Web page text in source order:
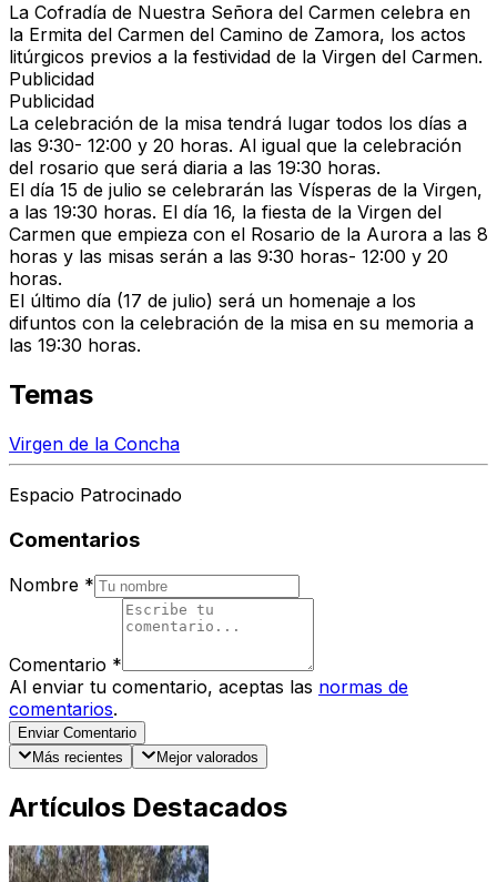
La Cofradía de Nuestra Señora del Carmen celebra en
la Ermita del Carmen del Camino de Zamora, los actos
litúrgicos previos a la festividad de la Virgen del Carmen.
Publicidad
Publicidad
La celebración de la misa tendrá lugar todos los días a
las 9:30- 12:00 y 20 horas. Al igual que la celebración
del rosario que será diaria a las 19:30 horas.
El día 15 de julio se celebrarán las Vísperas de la Virgen,
a las 19:30 horas. El día 16, la fiesta de la Virgen del
Carmen que empieza con el Rosario de la Aurora a las 8
horas y las misas serán a las 9:30 horas- 12:00 y 20
horas.
El último día (17 de julio) será un homenaje a los
difuntos con la celebración de la misa en su memoria a
las 19:30 horas.
Temas
Virgen de la Concha
Espacio Patrocinado
Comentarios
Nombre *
Comentario *
Al enviar tu comentario, aceptas las normas de
comentarios.
Enviar Comentario
Más recientes
Mejor valorados
Artículos Destacados